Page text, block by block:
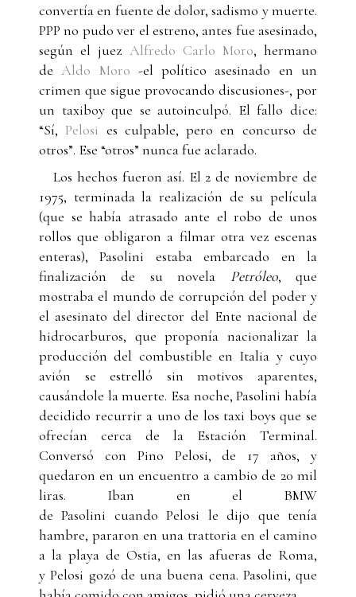
convertía en fuente de dolor, sadismo y muerte.
PPP no pudo ver el estreno, antes fue asesinado,
según el juez Alfredo Carlo Moro, hermano
deAldo Moro -el político asesinado en un
crimen que sigue provocando discusiones-, por
un taxiboy que se autoinculpó. El fallo dice:
“Sí,Pelosi es culpable, pero en concurso de
otros”. Ese “otros” nunca fue aclarado.
Los hechos fueron así. El 2 de noviembre de
1975, terminada la realización de su película
(que se había atrasado ante el robo de unos
rollos que obligaron a filmar otra vez escenas
enteras), Pasolini estaba embarcado en la
finalización de su novela Petróleo, que
mostraba el mundo de corrupción del poder y
el asesinato del director del Ente nacional de
hidrocarburos, que proponía nacionalizar la
producción del combustible en Italia y cuyo
avión se estrelló sin motivos aparentes,
causándole la muerte. Esa noche, Pasolini había
decidido recurrir a uno de los taxi boys que se
ofrecían cerca de la Estación Terminal.
Conversó con Pino Pelosi, de 17 años, y
quedaron en un encuentro a cambio de 20 mil
liras. Iban en el BMW
de Pasolini cuando Pelosi le dijo que tenía
hambre, pararon en una trattoria en el camino
a la playa de Ostia, en las afueras de Roma,
y Pelosi gozó de una buena cena. Pasolini, que